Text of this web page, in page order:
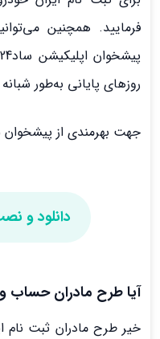
فرمایید. همچنین
روزهای پایانی به‌طور
جهت بهرمندی از پیشخوان ساد24 روی دکمه زیر
دانلود و
آیا طرح مادران حساب
خیر طرح مادران ثبت نام